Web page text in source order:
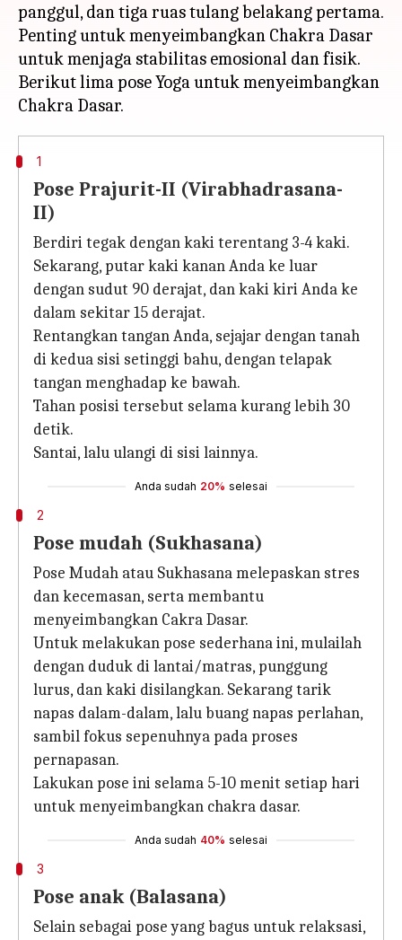
panggul, dan tiga ruas tulang belakang pertama.
Penting untuk menyeimbangkan Chakra Dasar
untuk menjaga stabilitas emosional dan fisik.
Berikut lima pose Yoga untuk menyeimbangkan
1
Pose Prajurit-II (Virabhadrasana-
II)
Berdiri tegak dengan kaki terentang 3-4 kaki.
Sekarang, putar kaki kanan Anda ke luar
dengan sudut 90 derajat, dan kaki kiri Anda ke
dalam sekitar 15 derajat.
Rentangkan tangan Anda, sejajar dengan tanah
di kedua sisi setinggi bahu, dengan telapak
tangan menghadap ke bawah.
Tahan posisi tersebut selama kurang lebih 30
detik.
Santai, lalu ulangi di sisi lainnya.
Anda sudah 20% selesai
2
Pose mudah (Sukhasana)
Pose Mudah atau Sukhasana melepaskan stres
dan kecemasan, serta membantu
menyeimbangkan Cakra Dasar.
Untuk melakukan pose sederhana ini, mulailah
dengan duduk di lantai/matras, punggung
lurus, dan kaki disilangkan. Sekarang tarik
napas dalam-dalam, lalu buang napas perlahan,
sambil fokus sepenuhnya pada proses
pernapasan.
Lakukan pose ini selama 5-10 menit setiap hari
untuk menyeimbangkan chakra dasar.
Anda sudah 40% selesai
3
Pose anak (Balasana)
Selain sebagai pose yang bagus untuk relaksasi,